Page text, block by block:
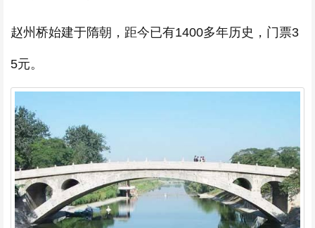
赵州桥始建于隋朝，距今已有1400多年历史，门票3
5元。